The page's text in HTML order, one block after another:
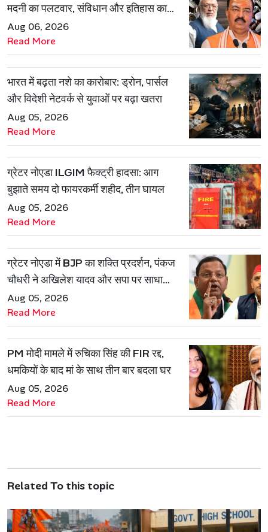
मदनी का पलटवार, संविधान और इतिहास का
दिया हवाला
Aug 06, 2026
Read More
भारत में बढ़ता नशे का कारोबार: ड्रोन, पार्सल
और विदेशी नेटवर्क से युवाओं पर बढ़ा खतरा
Aug 05, 2026
Read More
ग्रेटर नोएडा ILGIM फैक्ट्री हादसा: आग
बुझाते समय दो फायरकर्मी शहीद, तीन घायल
Aug 05, 2026
Read More
ग्रेटर नोएडा में BJP का शक्ति प्रदर्शन, पंकज
चौधरी ने अखिलेश यादव और सपा पर साधा
निशाना
Aug 05, 2026
Read More
PM मोदी मामले में रुचिका सिंह की FIR रद्द,
धमकियों के बाद मां के साथ तीन बार बदला घर
Aug 05, 2026
Read More
Related To this topic